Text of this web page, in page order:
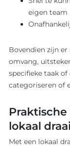
eigen team
Bovendien zijn
omvang,
specifieke taak
categoriseren of
lokaal
Met een lokaal